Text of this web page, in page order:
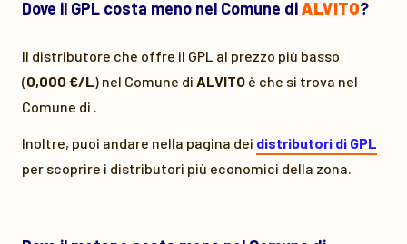
Dove il GPL costa meno nel Comune diALVITO?
Il distributore che offre il GPL al prezzo più basso
(0,000 €/L) nel Comune di ALVITO è che si trova nel
Comune di .
Inoltre, puoi andare nella pagina dei distributori di GPL
per scoprire i distributori più economici della zona.